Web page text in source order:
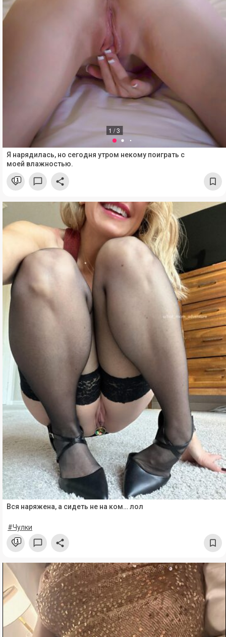
1 / 3
Я нарядилась, но сегодня утром некому поиграть с
моей влажностью.
1
Вся наряжена, а сидеть не на ком… лол
#Чулки
1